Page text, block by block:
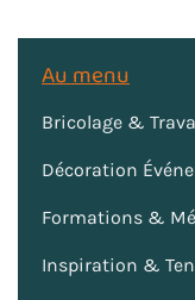
Au menu
Bricolage &
Décoration
Formations &
Inspiration &